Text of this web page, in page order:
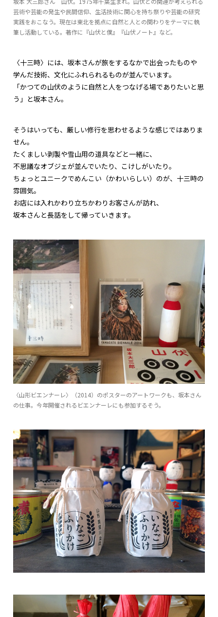
芸術や芸能の発生や民間信仰、生活技術に関心を持ち祭りや芸能の研究
実践をおこなう。現在は東北を拠点に自然と人との関わりをテーマに執
筆し活動している。著作に『山伏と僕』『山伏ノート』など。
〈十三時〉には、坂本さんが旅をするなかで出会ったものや
学んだ技術、文化にふれられるものが並んでいます。
「かつての山伏のように自然と人をつなげる場でありたいと思
う」と坂本さん。
そうはいっても、厳しい修行を思わせるような感じではありま
せん。
たくましい剥製や雪山用の道具などと一緒に、
不思議なオブジェが並んでいたり、こけしがいたり。
ちょっとユニークでめんこい（かわいらしい）のが、十三時の
雰囲気。
お店には入れかわり立ちかわりお客さんが訪れ、
坂本さんと長話をして帰っていきます。
〈山形ビエンナーレ〉（2014）のポスターのアートワークも、坂本さん
の仕事。今年開催されるビエンナーレにも参加するそう。